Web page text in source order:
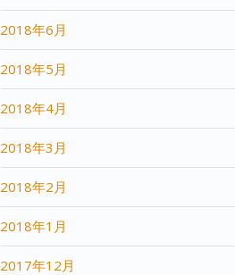
2018年6月
2018年5月
2018年4月
2018年3月
2018年2月
2018年1月
2017年12月